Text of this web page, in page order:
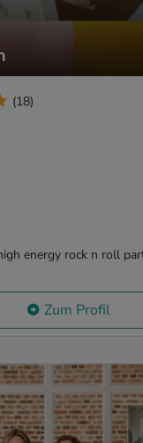
(18)
energy rock n roll
Zum Profil